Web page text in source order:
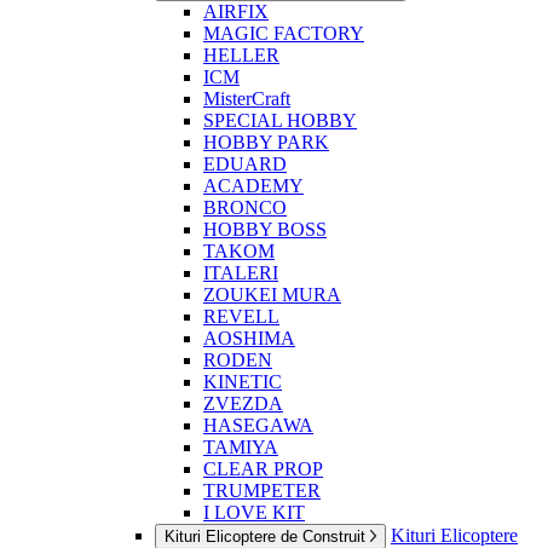
AIRFIX
MAGIC FACTORY
HELLER
ICM
MisterCraft
SPECIAL HOBBY
HOBBY PARK
EDUARD
ACADEMY
BRONCO
HOBBY BOSS
TAKOM
ITALERI
ZOUKEI MURA
REVELL
AOSHIMA
RODEN
KINETIC
ZVEZDA
HASEGAWA
TAMIYA
CLEAR PROP
TRUMPETER
I LOVE KIT
Kituri Elicoptere de Construit
Kituri Elicoptere